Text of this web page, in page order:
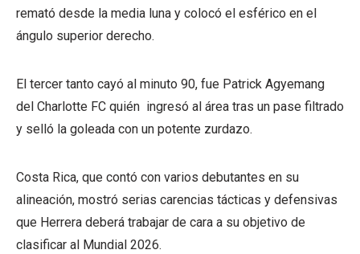
remató desde la media luna y colocó el esférico en el
ángulo superior derecho.
El tercer tanto cayó al minuto 90, fue Patrick Agyemang
del Charlotte FC quién ingresó al área tras un pase filtrado
y selló la goleada con un potente zurdazo.
Costa Rica, que contó con varios debutantes en su
alineación, mostró serias carencias tácticas y defensivas
que Herrera deberá trabajar de cara a su objetivo de
clasificar al Mundial 2026.